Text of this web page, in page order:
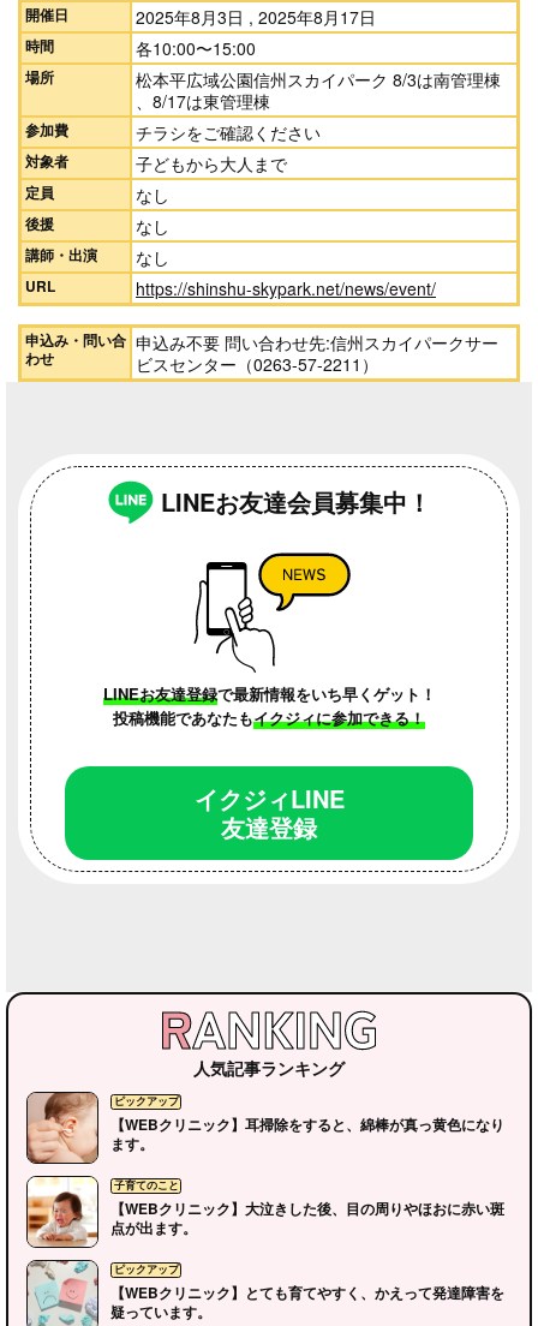
開催日 2025年8月3日 , 2025年8月17日
時間 各10:00〜15:00
場所
松本平広域公園信州スカイパーク 8/3は南管理棟
、8/17は東管理棟
参加費 チラシをご確認ください
対象者 子どもから大人まで
定員 なし
後援 なし
講師・出演 なし
URL https://shinshu-skypark.net/news/event/
申込み・問い合
わせ
申込み不要 問い合わせ先:信州スカイパークサー
ビスセンター（0263-57-2211）
LINEお友達会員募集中！
LINEお友達登録で最新情報をいち早くゲット！
投稿機能であなたもイクジィに参加できる！
イクジィLINE
友達登録
人気記事ランキング
【WEBクリニック】耳掃除をすると、綿棒が真っ黄色になり
ます。
【WEBクリニック】大泣きした後、目の周りやほおに赤い斑
点が出ます。
【WEBクリニック】とても育てやすく、かえって発達障害を
疑っています。